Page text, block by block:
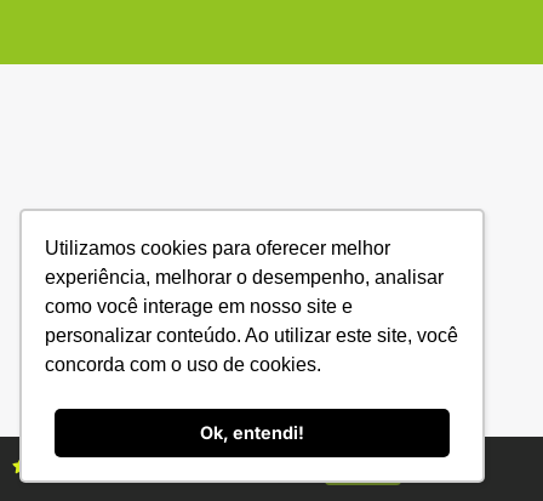
Utilizamos cookies para oferecer melhor
experiência, melhorar o desempenho, analisar
como você interage em nosso site e
personalizar conteúdo. Ao utilizar este site, você
concorda com o uso de cookies.
Ok, entendi!